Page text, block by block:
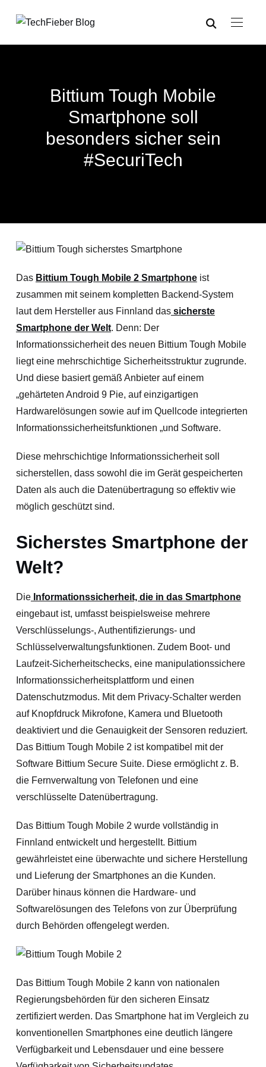
Bittium Tough Mobile
Smartphone soll
besonders sicher sein
#SecuriTech
Das Bittium Tough Mobile 2 Smartphoneist
zusammen mit seinem kompletten Backend-System
laut dem Hersteller aus Finnland dassicherste
Smartphone der Welt. Denn: Der
Informationssicherheit des neuen Bittium Tough Mobile
liegt eine mehrschichtige Sicherheitsstruktur zugrunde.
Und diese basiert gemäß Anbieter auf einem
„gehärteten Android 9 Pie, auf einzigartigen
Hardwarelösungen sowie auf im Quellcode integrierten
Informationssicherheitsfunktionen „und Software.
Diese mehrschichtige Informationssicherheit soll
sicherstellen, dass sowohl die im Gerät gespeicherten
Daten als auch die Datenübertragung so effektiv wie
möglich geschützt sind.
Sicherstes Smartphone der
Welt?
DieInformationssicherheit, die in das Smartphone
eingebaut ist, umfasst beispielsweise mehrere
Verschlüsselungs-, Authentifizierungs- und
Schlüsselverwaltungsfunktionen. Zudem Boot- und
Laufzeit-Sicherheitschecks, eine manipulationssichere
Informationssicherheitsplattform und einen
Datenschutzmodus. Mit dem Privacy-Schalter werden
auf Knopfdruck Mikrofone, Kamera und Bluetooth
deaktiviert und die Genauigkeit der Sensoren reduziert.
Das Bittium Tough Mobile 2 ist kompatibel mit der
Software Bittium Secure Suite. Diese ermöglicht z. B.
die Fernverwaltung von Telefonen und eine
verschlüsselte Datenübertragung.
Das Bittium Tough Mobile 2 wurde vollständig in
Finnland entwickelt und hergestellt. Bittium
gewährleistet eine überwachte und sichere Herstellung
und Lieferung der Smartphones an die Kunden.
Darüber hinaus können die Hardware- und
Softwarelösungen des Telefons von zur Überprüfung
durch Behörden offengelegt werden.
Das Bittium Tough Mobile 2 kann von nationalen
Regierungsbehörden für den sicheren Einsatz
zertifiziert werden. Das Smartphone hat im Vergleich zu
konventionellen Smartphones eine deutlich längere
Verfügbarkeit und Lebensdauer und eine bessere